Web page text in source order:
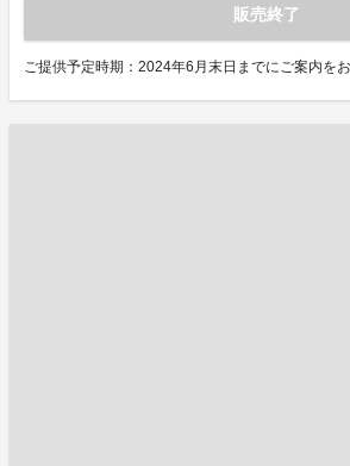
販売終了
ご提供予定時期：2024年6月末日までにご案内をお